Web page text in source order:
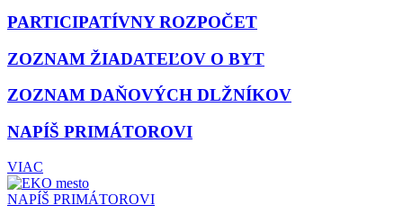
PARTICIPATÍVNY ROZPOČET
ZOZNAM ŽIADATEĽOV O BYT
ZOZNAM DAŇOVÝCH DLŽNÍKOV
NAPÍŠ PRIMÁTOROVI
VIAC
NAPÍŠ PRIMÁTOROVI